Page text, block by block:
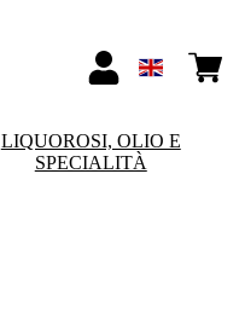
LIQUOROSI, OLIO E
SPECIALITÀ